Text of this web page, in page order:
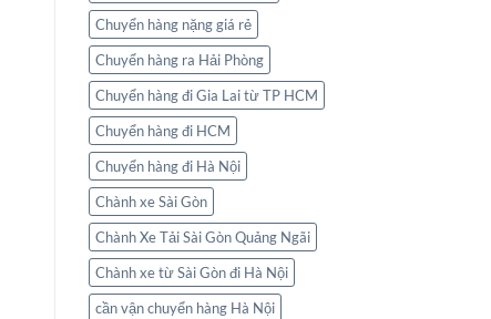
Chuyển hàng nặng giá rẻ
Chuyển hàng ra Hải Phòng
Chuyển hàng đi Gia Lai từ TP HCM
Chuyển hàng đi HCM
Chuyển hàng đi Hà Nội
Chành xe Sài Gòn
Chành Xe Tải Sài Gòn Quảng Ngãi
Chành xe từ Sài Gòn đi Hà Nội
cần vận chuyển hàng Hà Nội